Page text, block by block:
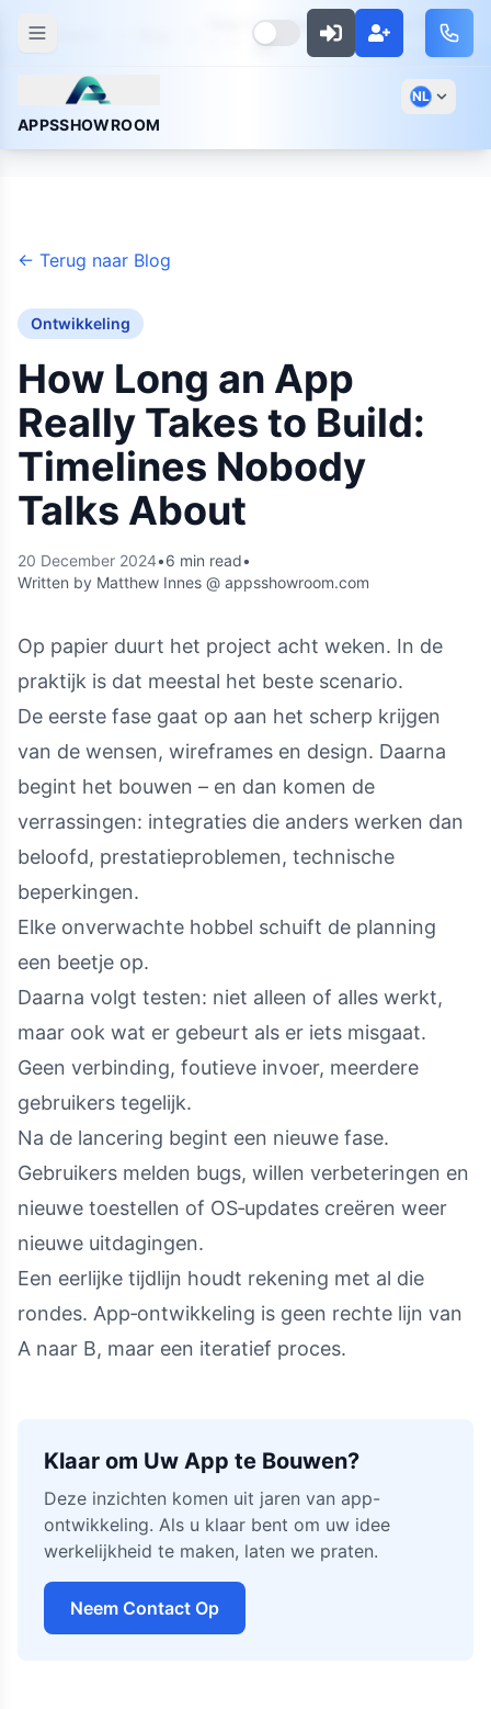
APPSSHOWROOM
NL
How Long App Really Takes To
← Terug naar Blog
Ontwikkeling
How Long an App
Really Takes to Build:
Timelines Nobody
Talks About
20 December 2024•6 min read•
Written by Matthew Innes @ appsshowroom.com
Op papier duurt het project acht weken. In de
praktijk is dat meestal het beste scenario.
De eerste fase gaat op aan het scherp krijgen
van de wensen, wireframes en design. Daarna
begint het bouwen – en dan komen de
verrassingen: integraties die anders werken dan
beloofd, prestatieproblemen, technische
beperkingen.
Elke onverwachte hobbel schuift de planning
een beetje op.
Daarna volgt testen: niet alleen of alles werkt,
maar ook wat er gebeurt als er iets misgaat.
Geen verbinding, foutieve invoer, meerdere
gebruikers tegelijk.
Na de lancering begint een nieuwe fase.
Gebruikers melden bugs, willen verbeteringen en
nieuwe toestellen of OS‑updates creëren weer
nieuwe uitdagingen.
Een eerlijke tijdlijn houdt rekening met al die
rondes. App‑ontwikkeling is geen rechte lijn van
A naar B, maar een iteratief proces.
Klaar om Uw App te Bouwen?
Deze inzichten komen uit jaren van app-
ontwikkeling. Als u klaar bent om uw idee
werkelijkheid te maken, laten we praten.
Neem Contact Op